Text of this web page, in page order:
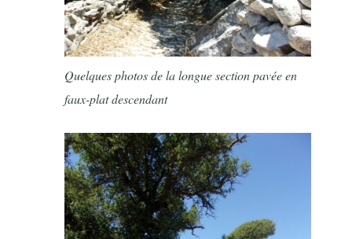
Quelques photos de la longue section pavée en
faux-plat descendant